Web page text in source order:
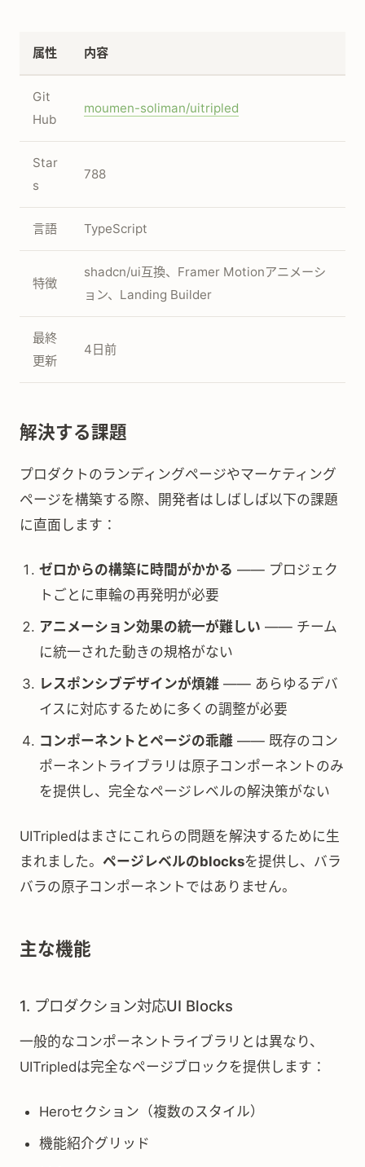
属性 内容
Git
Hub
moumen-soliman/uitripled
Star
s
788
言語 TypeScript
特徴
shadcn/ui互換、Framer Motionアニメーシ
ョン、Landing Builder
最終
更新
4日前
解決する課題
プロダクトのランディングページやマーケティング
ページを構築する際、開発者はしばしば以下の課題
に直面します：
ゼロからの構築に時間がかかる —— プロジェク
トごとに車輪の再発明が必要
アニメーション効果の統一が難しい —— チーム
に統一された動きの規格がない
レスポンシブデザインが煩雑 —— あらゆるデバ
イスに対応するために多くの調整が必要
コンポーネントとページの乖離 —— 既存のコン
ポーネントライブラリは原子コンポーネントのみ
を提供し、完全なページレベルの解決策がない
UITripledはまさにこれらの問題を解決するために生
まれました。 ページレベルのblocksを提供し、バラ
バラの原子コンポーネントではありません。
主な機能
1. プロダクション対応UI Blocks
一般的なコンポーネントライブラリとは異なり、
UITripledは完全なページブロックを提供します：
Heroセクション（複数のスタイル）
機能紹介グリッド